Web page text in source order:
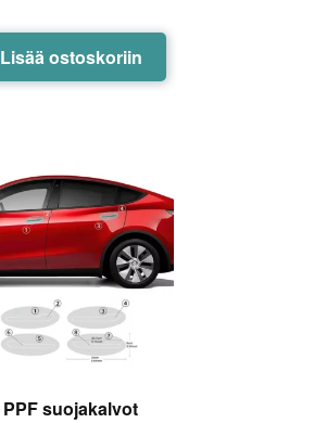
Lisää ostoskoriin
PPF suojakalvot